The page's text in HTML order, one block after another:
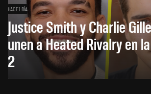
HACE 1 DÍA
Justice Smith y Charlie
unen a Heated Rivalry en
2